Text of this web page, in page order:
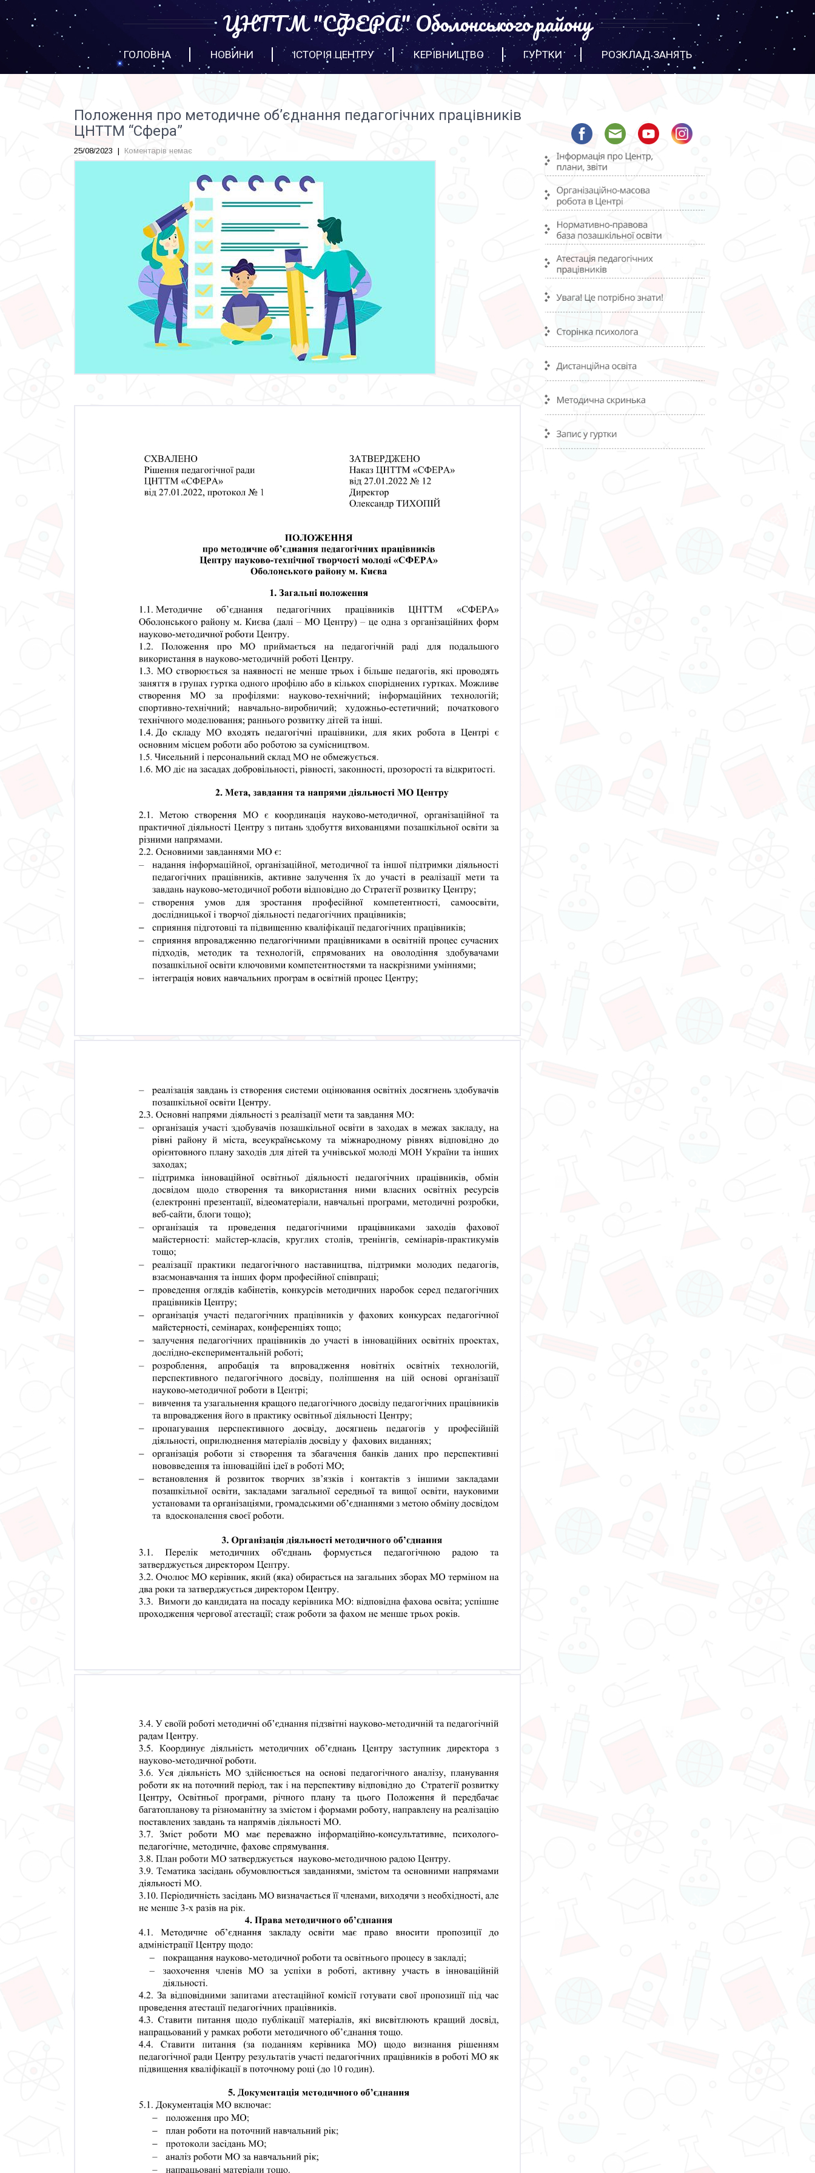
ЦНТТМ "СФЕРА" Оболонського району
ГОЛОВНА НОВИНИ ІСТОРІЯ ЦЕНТРУ КЕРІВНИЦТВО ГУРТКИ РОЗКЛАД ЗАНЯТЬ
Положення про методичне об’єднання педагогічних працівників
ЦНТТМ “Сфера”
25/08/2023 | Коментарів немає